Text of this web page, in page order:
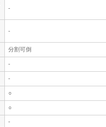
-
-
分割可倒
-
-
○
○
-